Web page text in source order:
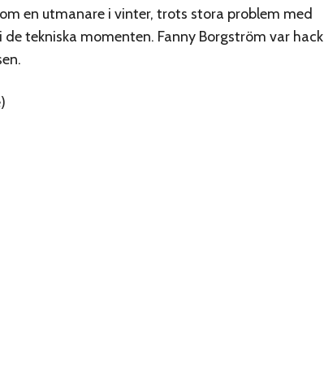
en utmanare i vinter, trots stora problem med
tekniska momenten. Fanny Borgström var hack